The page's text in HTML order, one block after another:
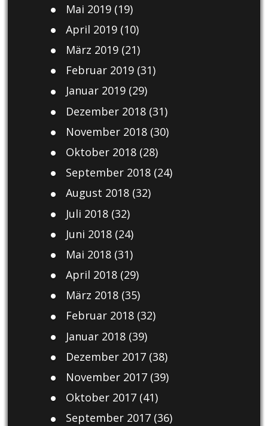
Mai 2019(19)
April 2019(10)
März 2019(21)
Februar 2019(31)
Januar 2019(29)
Dezember 2018(31)
November 2018(30)
Oktober 2018(28)
September 2018(24)
August 2018(32)
Juli 2018(32)
Juni 2018(24)
Mai 2018(31)
April 2018(29)
März 2018(35)
Februar 2018(32)
Januar 2018(39)
Dezember 2017(38)
November 2017(39)
Oktober 2017(41)
September 2017(36)